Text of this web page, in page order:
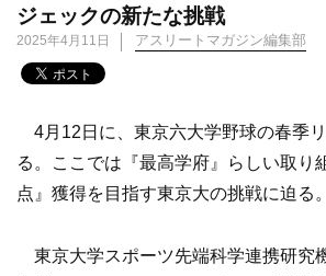
ジェックの新たな挑戦
2025年4月11日 アスリートマガジン編集部
4月12日に、東京六大学野球の春季
る。ここでは『最高学府』らしい取り
点』獲得を目指す東京大の挑戦に迫る。
東京大学スポーツ先端科学連携研究